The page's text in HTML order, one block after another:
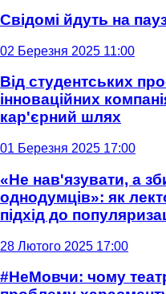
Свідомі йдуть на
02 Березня 2025 11:00
Від студентських
інноваційних
кар'єрний шлях
01 Березня 2025 17:00
«Не нав'язувати, а
однодумців»: як
підхід до
28 Лютого 2025 17:00
#НеМовчи: чому